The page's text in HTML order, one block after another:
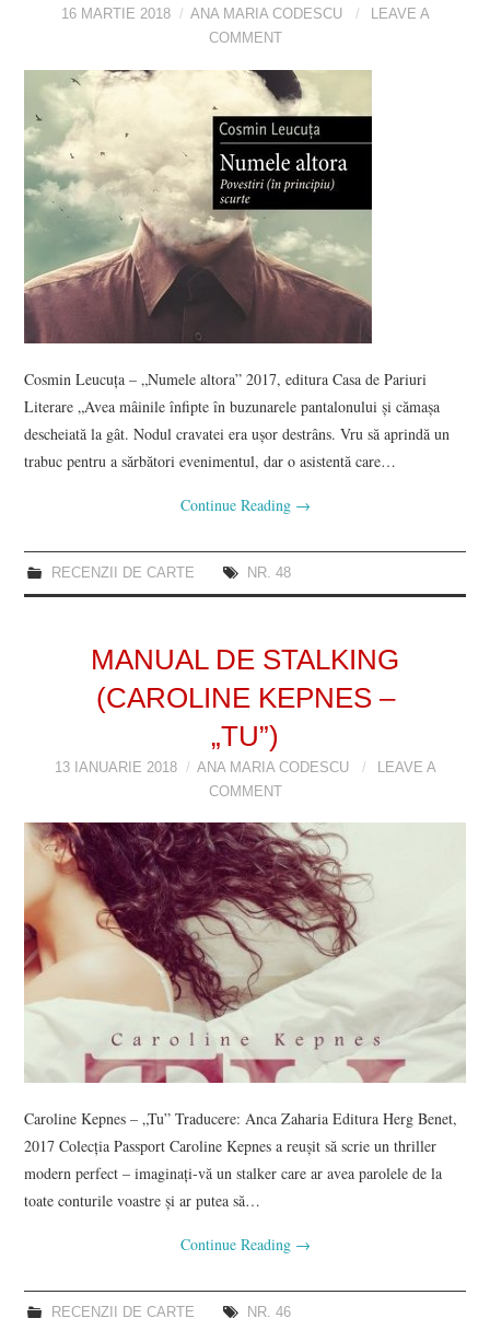
16 MARTIE 2018 ANA MARIA CODESCU
LEAVE A
COMMENT
Cosmin Leucuța – „Numele altora” 2017, editura Casa de Pariuri
Literare „Avea mâinile înfipte în buzunarele pantalonului și cămașa
descheiată la gât. Nodul cravatei era ușor destrâns. Vru să aprindă un
trabuc pentru a sărbători evenimentul, dar o asistentă care…
Continue Reading →
RECENZII DE CARTE NR. 48
MANUAL DE STALKING
(CAROLINE KEPNES –
„TU”)
13 IANUARIE 2018 ANA MARIA CODESCU
LEAVE A
COMMENT
Caroline Kepnes – „Tu” Traducere: Anca Zaharia Editura Herg Benet,
2017 Colecția Passport Caroline Kepnes a reușit să scrie un thriller
modern perfect – imaginați-vă un stalker care ar avea parolele de la
toate conturile voastre și ar putea să…
Continue Reading →
RECENZII DE CARTE NR. 46